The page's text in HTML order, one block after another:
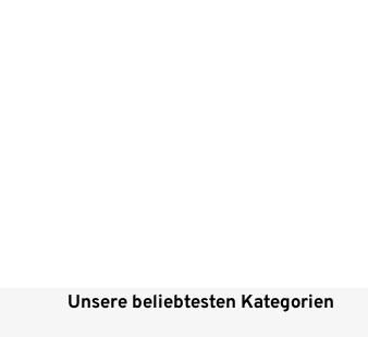
Unsere beliebtesten Kategorien